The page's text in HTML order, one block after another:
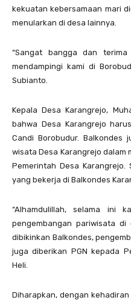
kekuatan kebersamaan mari
menularkan di desa lainnya.
“Sangat bangga dan
mendampingi kami di
Subianto.
Kepala Desa Karangrejo,
bahwa Desa Karangrejo
Candi Borobudur. Balkondes
wisata Desa Karangrejo dalam
Pemerintah Desa
yang bekerja di Balkondes
“Alhamdulillah, selama ini
pengembangan pariwisata
dibikinkan Balkondes,
juga diberikan PGN kepada
Heli.
Diharapkan, dengan